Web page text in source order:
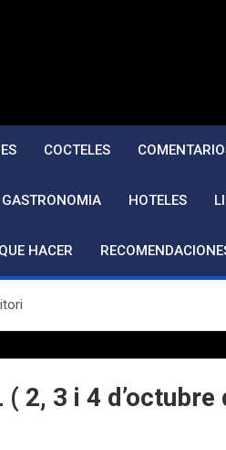
COCTELES
GASTRONOMIA HOTELES
QUE HACER
( 2, 3 i 4